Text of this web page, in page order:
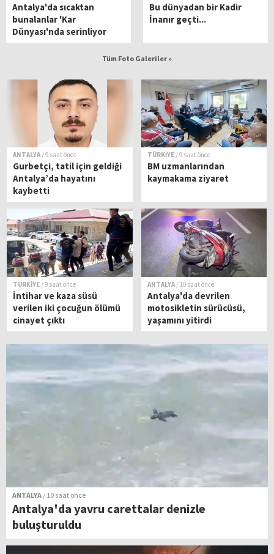
Antalya'da sıcaktan
bunalanlar 'Kar
Dünyası'nda serinliyor
Bu dünyadan bir Kadir
İnanır geçti...
Tüm Foto Galeriler »
ANTALYA / 9 saat önce
Gurbetçi, tatil için geldiği
Antalya’da hayatını
kaybetti
TÜRKİYE / 9 saat önce
BM uzmanlarından
kaymakama ziyaret
TÜRKİYE / 9 saat önce
İntihar ve kaza süsü
verilen iki çocuğun ölümü
cinayet çıktı
ANTALYA / 10 saat önce
Antalya'da devrilen
motosikletin sürücüsü,
yaşamını yitirdi
ANTALYA / 10 saat önce
Antalya'da yavru carettalar denizle
buluşturuldu